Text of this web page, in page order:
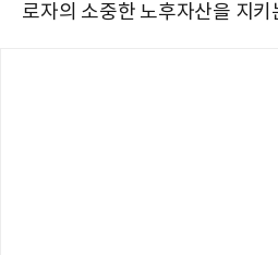
로자의 소중한 노후자산을 지